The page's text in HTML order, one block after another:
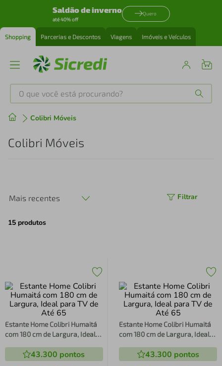
Saldão de inverno
até 40% off
Quero
Shopping Parcerias e Descontos Viagens Imóveis e Veículos
O que você está procurando?
Colibri Móveis
Colibri Móveis
Mais recentes Filtrar
15 produtos
Estante Home Colibri Humaitá
com 180 cm de Largura, Ideal
43.300 pontos
Estante Home Colibri Humaitá
com 180 cm de Largura, Ideal
43.300 pontos
Produtos mais buscados
1 º tenis
perfume
4º air fryer